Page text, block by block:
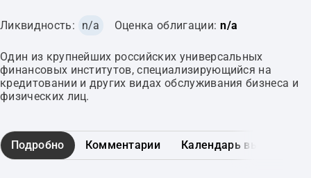
Ликвидность: n/a Оценка облигации: n/a
Один из крупнейших российских универсальных
финансовых институтов, специализирующийся на
кредитовании и других видах обслуживания бизнеса и
физических лиц.
Подробно Комментарии Календарь выплат